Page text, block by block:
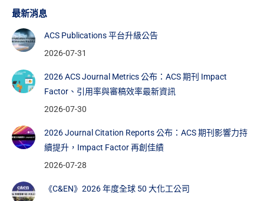
最新消息
ACS Publications 平台升級公告
2026-07-31
2026 ACS Journal Metrics 公布：ACS 期刊 Impact
Factor、引用率與審稿效率最新資訊
2026-07-30
2026 Journal Citation Reports 公布：ACS 期刊影響力持
續提升，Impact Factor 再創佳績
2026-07-28
《C&EN》2026 年度全球 50 大化工公司